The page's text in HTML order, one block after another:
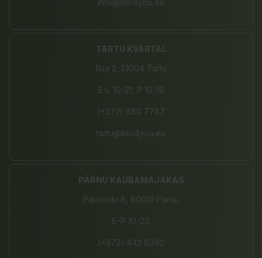
TARTU KVARTAL
Riia 2, 51004 Tartu
E-L 10-21, P 10-19
(+372) 680 7787
tartu@bio4you.eu
PÄRNU KAUBAMAJAKAS
Papiniidu 8, 80010 Pärnu
E-P 10-20
(+372) 442 9390